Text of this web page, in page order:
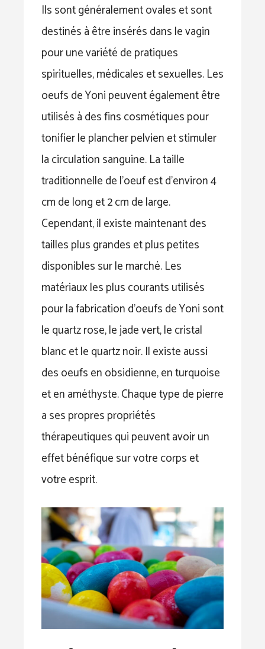
Ils sont généralement ovales et sont
destinés à être insérés dans le vagin
pour une variété de pratiques
spirituelles, médicales et sexuelles. Les
oeufs de Yoni peuvent également être
utilisés à des fins cosmétiques pour
tonifier le plancher pelvien et stimuler
la circulation sanguine. La taille
traditionnelle de l’oeuf est d’environ 4
cm de long et 2 cm de large.
Cependant, il existe maintenant des
tailles plus grandes et plus petites
disponibles sur le marché. Les
matériaux les plus courants utilisés
pour la fabrication d’oeufs de Yoni sont
le quartz rose, le jade vert, le cristal
blanc et le quartz noir. Il existe aussi
des oeufs en obsidienne, en turquoise
et en améthyste. Chaque type de pierre
a ses propres propriétés
thérapeutiques qui peuvent avoir un
effet bénéfique sur votre corps et
votre esprit.